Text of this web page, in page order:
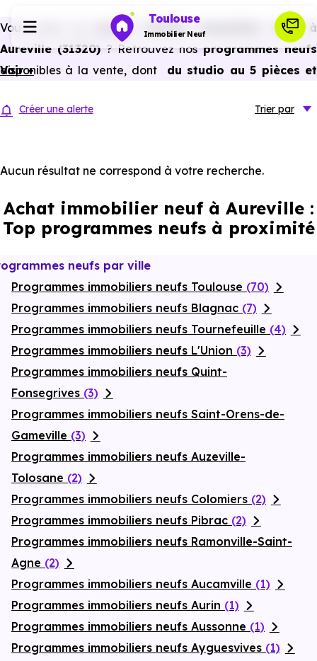
Toulouse
Immobilier Neuf
Investir
Actualités
Ressources
Financer
Vous avez un
projet d’achat immobilier neuf à
Aureville (31320) ? Retrouvez nos programmes neufs
disponibles à la vente, dont
du studio au 5 pièces et
avantages du neuf :PTZ, TVA réduitedans certains cas,
énergétiques, garanties constructeur, etc.
Voir +
Créer une alerte Trier par
Aucun résultat ne correspond à votre recherche.
Achat immobilier neuf à Aureville :
Top programmes neufs à proximité
neufs par ville
Programmes immobiliers neufs Toulouse (70)
Programmes immobiliers neufs Blagnac (7)
Programmes immobiliers neufs Tournefeuille (4)
Programmes immobiliers neufs L'Union (3)
Programmes immobiliers neufs Quint-
Fonsegrives (3)
Programmes immobiliers neufs Saint-Orens-de-
Gameville (3)
Programmes immobiliers neufs Auzeville-
Tolosane (2)
Programmes immobiliers neufs Colomiers (2)
Programmes immobiliers neufs Pibrac (2)
Programmes immobiliers neufs Ramonville-Saint-
Agne (2)
Programmes immobiliers neufs Aucamville (1)
Programmes immobiliers neufs Aurin (1)
Programmes immobiliers neufs Aussonne (1)
Programmes immobiliers neufs Ayguesvives (1)